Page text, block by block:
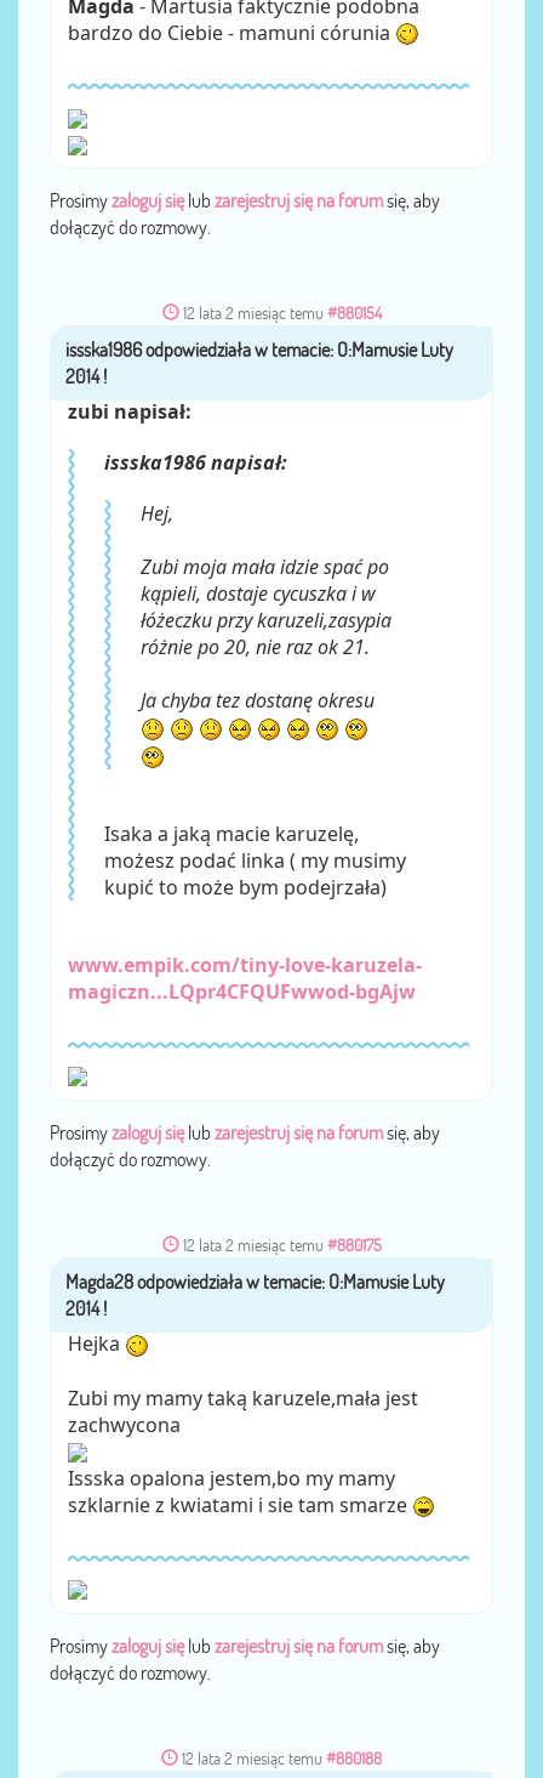
Magda - Martusia faktycznie podobna
bardzo do Ciebie - mamuni córunia
Prosimyzaloguj sięlub zarejestruj się na forumsię, aby
dołączyć do rozmowy.
12 lata 2 miesiąc temu #880154
przezissska1986
zubi napisał:
issska1986 napisał:
Hej,
Zubi moja mała idzie spać po
kąpieli, dostaje cycuszka i w
łóżeczku przy karuzeli,zasypia
różnie po 20, nie raz ok 21.
Ja chyba tez dostanę okresu
Isaka a jaką macie karuzelę,
możesz podać linka ( my musimy
kupić to może bym podejrzała)
www.empik.com/tiny-love-karuzela-
magiczn...LQpr4CFQUFwwod-bgAjw
Prosimyzaloguj sięlub zarejestruj się na forumsię, aby
dołączyć do rozmowy.
12 lata 2 miesiąc temu #880175
przezMagda28
Hejka
Zubi my mamy taką karuzele,mała jest
zachwycona
Issska opalona jestem,bo my mamy
szklarnie z kwiatami i sie tam smarze
Prosimyzaloguj sięlub zarejestruj się na forumsię, aby
dołączyć do rozmowy.
12 lata 2 miesiąc temu #880188